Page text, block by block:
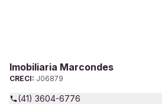
Imobiliaria Marcondes
CRECI: J06879
(41) 3604-6776